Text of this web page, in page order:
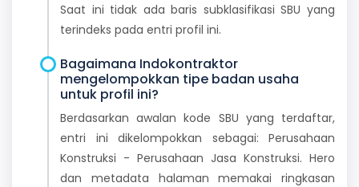
Saat ini tidak ada baris subklasifikasi SBU yang
terindeks pada entri profil ini.
Bagaimana Indokontraktor
mengelompokkan tipe badan usaha
untuk profil ini?
Berdasarkan awalan kode SBU yang terdaftar,
entri ini dikelompokkan sebagai: Perusahaan
Konstruksi - Perusahaan Jasa Konstruksi. Hero
dan metadata halaman memakai ringkasan